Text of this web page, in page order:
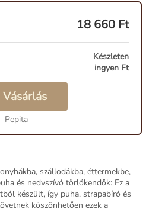
18 660 Ft
Készleten
ingyen Ft
Vásárlás
Pepita
szállodákba, éttermekbe,
és nedvszívó törlőkendők: Ez a
készült, így puha, strapabíró és
köszönhetően ezek a